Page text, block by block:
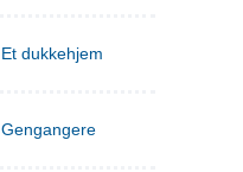
Et dukkehjem
Gengangere